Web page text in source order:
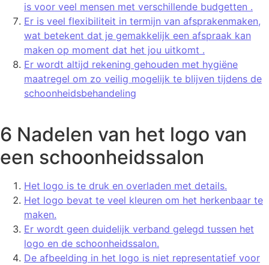
is voor veel mensen met verschillende budgetten .
Er is veel flexibiliteit in termijn van afsprakenmaken,
wat betekent dat je gemakkelijk een afspraak kan
maken op moment dat het jou uitkomt .
Er wordt altijd rekening gehouden met hygiëne
maatregel om zo veilig mogelijk te blijven tijdens de
schoonheidsbehandeling
6 Nadelen van het logo van
een schoonheidssalon
Het logo is te druk en overladen met details.
Het logo bevat te veel kleuren om het herkenbaar te
maken.
Er wordt geen duidelijk verband gelegd tussen het
logo en de schoonheidssalon.
De afbeelding in het logo is niet representatief voor